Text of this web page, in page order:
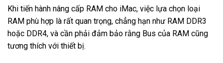
Khi tiến hành nâng cấp RAM cho iMac, việc lựa chọn loại
RAM phù hợp là rất quan trọng, chẳng hạn như RAM DDR3
hoặc DDR4, và cần phải đảm bảo rằng Bus của RAM cũng
tương thích với thiết bị.